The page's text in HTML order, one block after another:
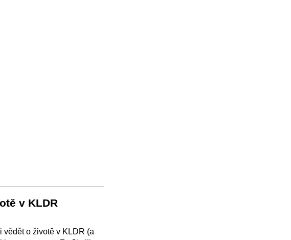
v KLDR
vědět o životě v KLDR (a